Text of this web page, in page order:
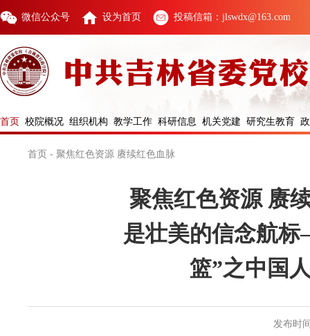
微信公众号 设为首页 投稿信箱：jlswdx@163.com
首页 校院概况 组织机构 教学工作 科研信息 机关党建 研究生教育
首页 - 聚焦红色资源 赓续红色血脉
聚焦红色资源 赓
是壮美的信念航
篮”之中国
发布时